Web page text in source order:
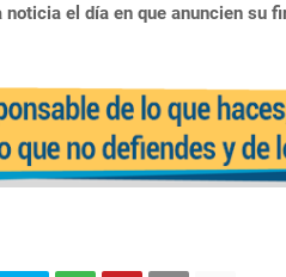
noticia el día en que anuncien su